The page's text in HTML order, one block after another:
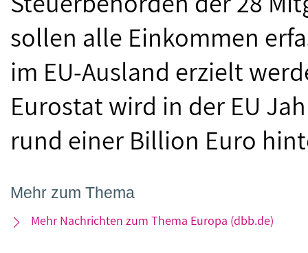
sollen alle Einkommen
im EU-Ausland erzielt
Eurostat wird in der EU
rund einer Billion Euro
Mehr zum Thema
Mehr Nachrichten zum Thema Europa (dbb.de)